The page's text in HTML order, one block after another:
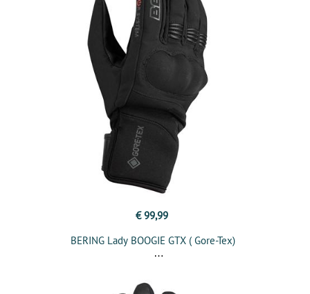
€ 99,99
BERING Lady BOOGIE GTX ( Gore-Tex)